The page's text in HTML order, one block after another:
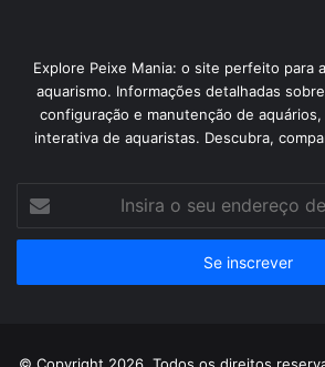
Explore Peixe Mania: o site perfeito para
aquarismo. Informações detalhadas
configuração e manutenção de
interativa de aquaristas. Descubra,
seu
de